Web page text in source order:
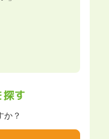
探す
か？